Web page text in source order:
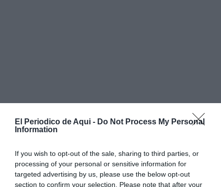
El Periodico de Aqui - Do Not Process My Personal
Information
If you wish to opt-out of the sale, sharing to third parties, or
processing of your personal or sensitive information for
targeted advertising by us, please use the below opt-out
section to confirm your selection. Please note that after your
La presentadoraÀlex Blanqueri el xefRubén